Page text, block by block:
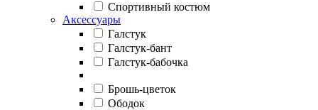
Спортивный костюм
Аксессуары
Галстук
Галстук-бант
Галстук-бабочка
Брошь-цветок
Ободок